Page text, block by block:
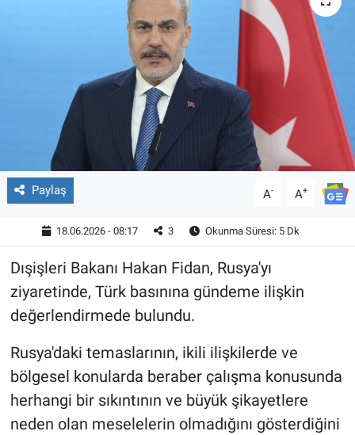
Paylaş A- A+
18.06.2026 - 08:17 3 Okunma Süresi: 5 Dk
Dışişleri Bakanı Hakan Fidan, Rusya'yı
ziyaretinde, Türk basınına gündeme ilişkin
değerlendirmede bulundu.
Rusya'daki temaslarının, ikili ilişkilerde ve
bölgesel konularda beraber çalışma konusunda
herhangi bir sıkıntının ve büyük şikayetlere
neden olan meselelerin olmadığını gösterdiğini